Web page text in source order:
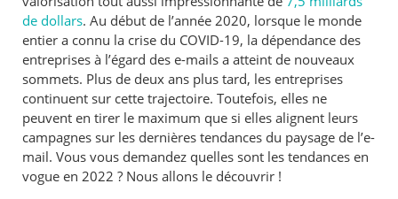
de dollars. Au début de l’année 2020, lorsque le monde
entier a connu la crise du COVID-19, la dépendance des
entreprises à l’égard des e-mails a atteint de nouveaux
sommets. Plus de deux ans plus tard, les entreprises
continuent sur cette trajectoire. Toutefois, elles ne
peuvent en tirer le maximum que si elles alignent leurs
campagnes sur les dernières tendances du paysage de l’e-
mail. Vous vous demandez quelles sont les tendances en
vogue en 2022 ? Nous allons le découvrir !